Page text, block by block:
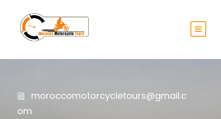
moroccomotorcycletours@gmail.c
om